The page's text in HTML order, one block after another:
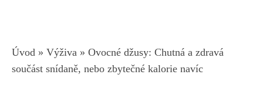
Úvod » Výživa » Ovocné džusy: Chutná a zdravá
součást snídaně, nebo zbytečné kalorie navíc